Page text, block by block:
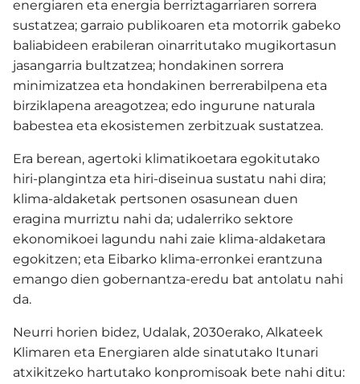
energiaren eta energia berriztagarriaren sorrera
sustatzea; garraio publikoaren eta motorrik gabeko
baliabideen erabileran oinarritutako mugikortasun
jasangarria bultzatzea; hondakinen sorrera
minimizatzea eta hondakinen berrerabilpena eta
birziklapena areagotzea; edo ingurune naturala
babestea eta ekosistemen zerbitzuak sustatzea.
Era berean, agertoki klimatikoetara egokitutako
hiri-plangintza eta hiri-diseinua sustatu nahi dira;
klima-aldaketak pertsonen osasunean duen
eragina murriztu nahi da; udalerriko sektore
ekonomikoei lagundu nahi zaie klima-aldaketara
egokitzen; eta Eibarko klima-erronkei erantzuna
emango dien gobernantza-eredu bat antolatu nahi
da.
Neurri horien bidez, Udalak, 2030erako, Alkateek
Klimaren eta Energiaren alde sinatutako Itunari
atxikitzeko hartutako konpromisoak bete nahi ditu: